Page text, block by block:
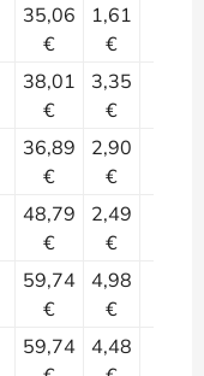
35,06
€
1,61
€
38,01
€
3,35
€
36,89
€
2,90
€
48,79
€
2,49
€
59,74
€
4,98
€
59,74
4,48